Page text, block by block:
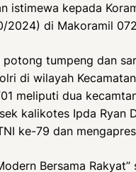
istimewa kepada
2024) di Makoramil
potong tumpeng dan
di wilayah
meliputi dua
kalikotes Ipda Ryan
ke-79 dan
Bersama